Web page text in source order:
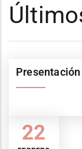
22
Presentación